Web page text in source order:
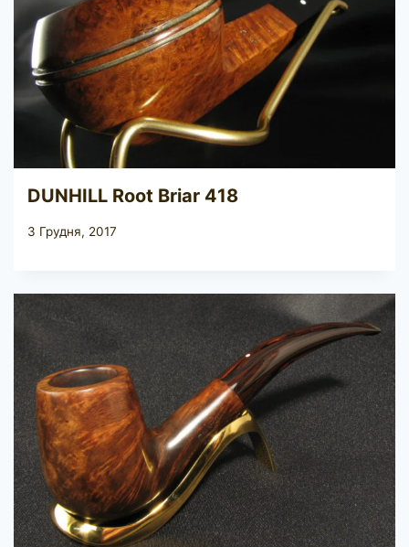
DUNHILL Root Briar 418
3 Грудня, 2017